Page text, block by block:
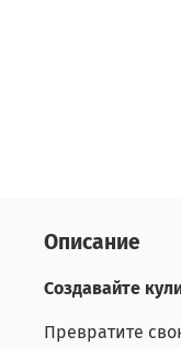
Описание
Создавайте
Превратите